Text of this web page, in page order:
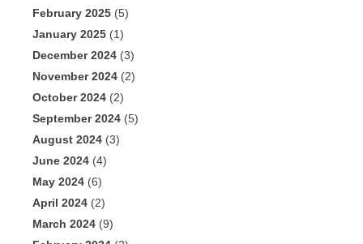
February 2025 (5)
January 2025 (1)
December 2024 (3)
November 2024 (2)
October 2024 (2)
September 2024 (5)
August 2024 (3)
June 2024 (4)
May 2024 (6)
April 2024 (2)
March 2024 (9)